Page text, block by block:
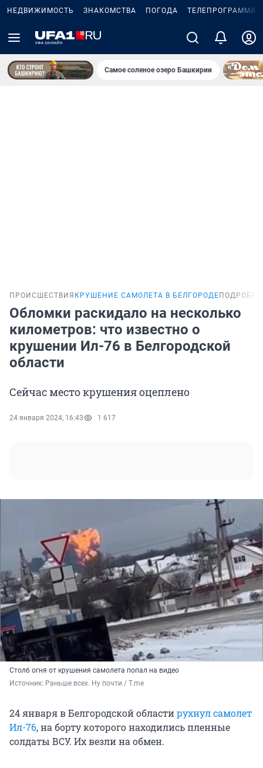
НЕДВИЖИМОСТЬ ЗНАКОМСТВА ПОГОДА ТЕЛЕПРОГРАММА
Самое соленое озеро Башкирии
ПРОИСШЕСТВИЯ КРУШЕНИЕ САМОЛЕТА В БЕЛГОРОДЕ
Обломки раскидало на несколько
километров: что известно о
крушении Ил-76 в Белгородской
области
Сейчас место крушения оцеплено
24 января 2024, 16:43 1 617
Столб огня от крушения самолета попал на видео
Источник: Раньше всех. Ну почти / T.me
24 января в Белгородской областирухнул самолет
Ил-76, на борту которого находились пленные
солдаты ВСУ. Их везли на обмен.